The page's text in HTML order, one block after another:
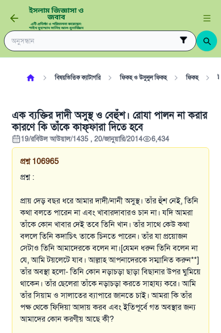
বিষয়ভিত্তিক ক্যাটাগরি ফিকহ ও উসুলুল ফিকহ ফিকহ
এক ব্যক্তির দাদী অসুস্থ ও বেহুঁশ। রোযা পালন না করার
কারণে কি তাঁকে কাফ্‌ফারা দিতে হবে
19/রবিউল আউয়াল/1435 , 20/জানুয়ারি/2014 6,434
প্রশ্ন 106965
প্রশ্ন :
প্রায় দেড় বছর ধরে আমার দাদী/নানী অসুস্থ। তাঁর হুঁশ নেই, তিনি
কথা বলতে পারেন না এবং খাবারদাবারও চান না। যদি আমরা
তাঁকে কোন খাবার দেই তবে তিনি খান। তাঁর সাথে কেউ কথা
বললে তিনি কদাচিৎ তাকে চিনতে পারেন। তাঁর যা প্রয়োজন
সেটাও তিনি আমাদেরকে বলেন না।[যেমন ধরুন তিনি বলেন না
যে, আমি টয়লেটে যাব। আল্লাহ আপনাদেরকে সম্মানিত করুন**]
তাঁর অবস্থা হলো- তিনি কোন নড়াচড়া ছাড়া বিছানার উপর ঘুমিয়ে
থাকেন। তাঁর ছেলেরা তাঁকে নড়াচড়া করতে সাহায্য করে। আমি
তাঁর সিয়াম ও সালাতের ব্যাপারে জানতে চাই। আমরা কি তাঁর
পক্ষ থেকে ফিদিয়া আদায় করব এবং ইতিপূর্বে গত অবস্থার জন্য
আমাদের কোন করণীয় আছে কী?